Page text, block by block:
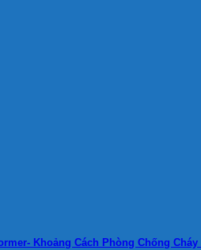
Khoảng Cách Phòng Chống